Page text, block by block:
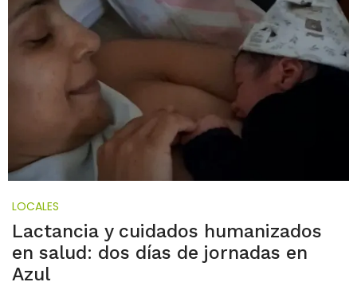
LOCALES
Lactancia y cuidados humanizados
en salud: dos días de jornadas en
Azul